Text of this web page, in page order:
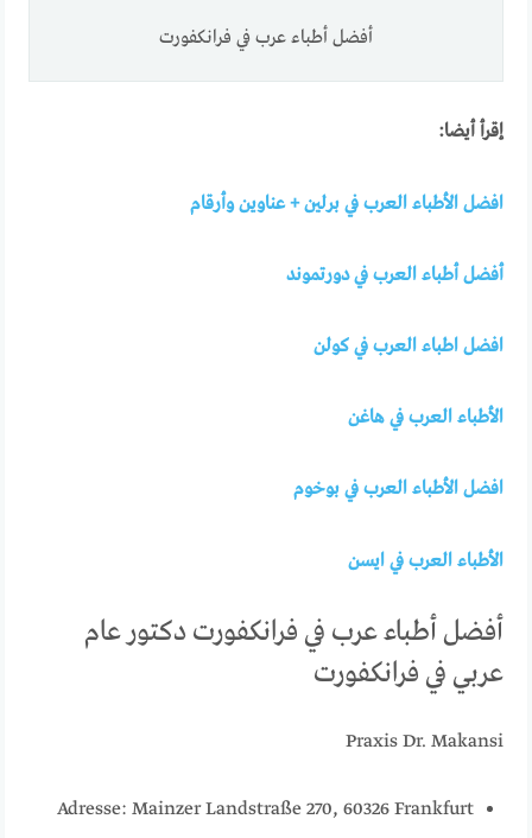
أفضل أطباء عرب في فرانكفورت
إقرأ أيضا:
افضل الأطباء العرب في برلين + عناوين وأرقام
أفضل أطباء العرب في دورتموند
افضل اطباء العرب في كولن
الأطباء العرب في هاغن
افضل الأطباء العرب في بوخوم
الأطباء العرب في ايسن
أفضل أطباء عرب في فرانكفورت دكتور عام
عربي في فرانكفورت
Praxis Dr. Makansi
Adresse: Mainzer Landstraße 270, 60326 Frankfurt